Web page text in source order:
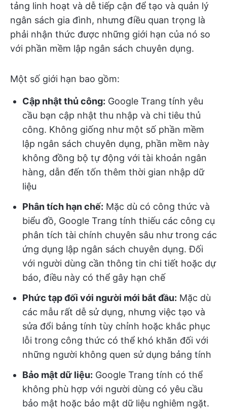
tảng linh hoạt và dễ tiếp cận để tạo và quản lý
ngân sách gia đình, nhưng điều quan trọng là
phải nhận thức được những giới hạn của nó so
với phần mềm lập ngân sách chuyên dụng.
Một số giới hạn bao gồm:
Cập nhật thủ công: Google Trang tính yêu
cầu bạn cập nhật thu nhập và chi tiêu thủ
công. Không giống như một số phần mềm
lập ngân sách chuyên dụng, phần mềm này
không đồng bộ tự động với tài khoản ngân
hàng, dẫn đến tốn thêm thời gian nhập dữ
liệu
Phân tích hạn chế: Mặc dù có công thức và
biểu đồ, Google Trang tính thiếu các công cụ
phân tích tài chính chuyên sâu như trong các
ứng dụng lập ngân sách chuyên dụng. Đối
với người dùng cần thông tin chi tiết hoặc dự
báo, điều này có thể gây hạn chế
Phức tạp đối với người mới bắt đầu: Mặc dù
các mẫu rất dễ sử dụng, nhưng việc tạo và
sửa đổi bảng tính tùy chỉnh hoặc khắc phục
lỗi trong công thức có thể khó khăn đối với
những người không quen sử dụng bảng tính
Bảo mật dữ liệu: Google Trang tính có thể
không phù hợp với người dùng có yêu cầu
bảo mật hoặc bảo mật dữ liệu nghiêm ngặt.